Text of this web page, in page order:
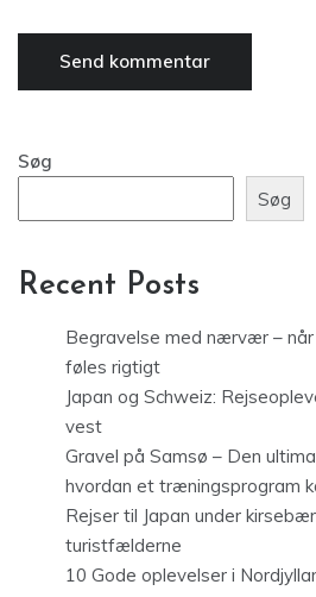
Søg
Søg
Recent Posts
Begravelse med nærvær –
føles rigtigt
Japan og Schweiz:
vest
Gravel på Samsø – Den
hvordan et træningsprogram
Rejser til Japan under
turistfælderne
10 Gode oplevelser i